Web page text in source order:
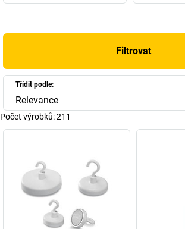
Wiesbadenu – „středně velké rodinné firmy z
prostředky v celosvětovém
soupravy pro plánování obsazení pracovišť
pásky. Výběr naleznete zde v našem
vyberte si svou novou bílou tabuli nebo
Filtrovat
Třídit podle:
Relevance
Počet výrobků:211